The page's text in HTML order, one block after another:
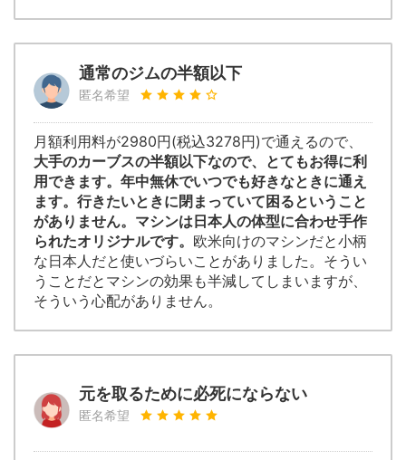
通常のジムの半額以下
匿名希望
月額利用料が2980円(税込3278円)で通えるので、
大手のカーブスの半額以下なので、とてもお得に利
用できます。年中無休でいつでも好きなときに通え
ます。行きたいときに閉まっていて困るということ
がありません。マシンは日本人の体型に合わせ手作
られたオリジナルです。 欧米向けのマシンだと小柄
な日本人だと使いづらいことがありました。そうい
うことだとマシンの効果も半減してしまいますが、
そういう心配がありません。
元を取るために必死にならない
匿名希望